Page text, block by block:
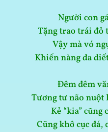
Người con
Tặng trao trái đỏ
Vậy mà vó
Khiến nàng da
Đêm đêm
Tương tư não nuột
Kẻ “kia” cũng
Cũng khô cục